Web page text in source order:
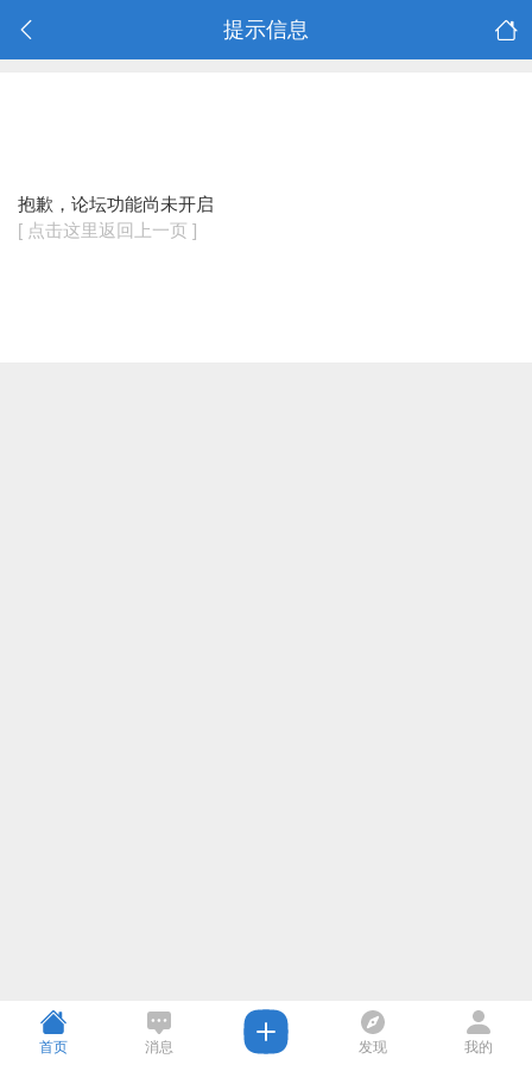
提示信息
抱歉，论坛功能尚未开启
[ 点击这里返回上一页 ]
首页 消息 发现 我的